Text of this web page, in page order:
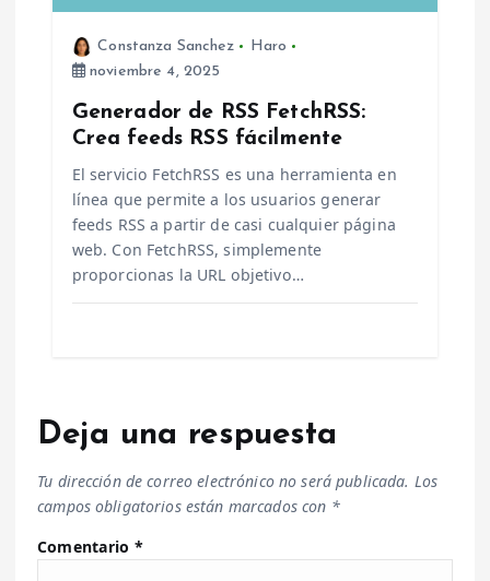
Constanza Sanchez
Haro
noviembre 4, 2025
Generador de RSS FetchRSS:
Crea feeds RSS fácilmente
El servicio FetchRSS es una herramienta en
línea que permite a los usuarios generar
feeds RSS a partir de casi cualquier página
web. Con FetchRSS, simplemente
proporcionas la URL objetivo…
Deja una respuesta
Tu dirección de correo electrónico no será publicada. Los
campos obligatorios están marcados con *
Comentario *